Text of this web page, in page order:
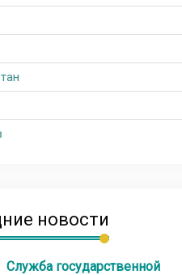
новости
Служба государственной